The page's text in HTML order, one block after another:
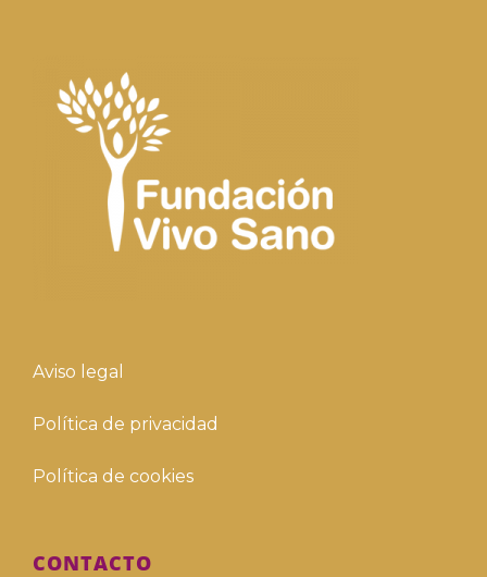
Aviso legal
Política de privacidad
Política de cookies
CONTACTO